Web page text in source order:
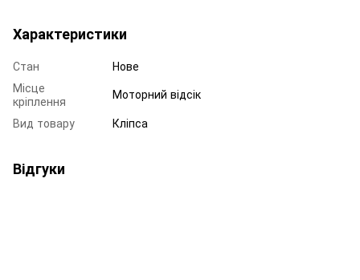
Характеристики
Стан
Нове
Місце
кріплення
Моторний відсік
Вид товару
Кліпса
Відгуки